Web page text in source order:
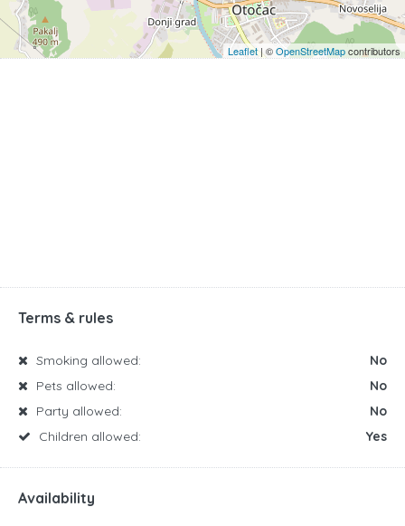
Leaflet| ©OpenStreetMapcontributors
Terms & rules
Smoking allowed:
No
Pets allowed:
No
Party allowed:
No
Children allowed:
Yes
Availability